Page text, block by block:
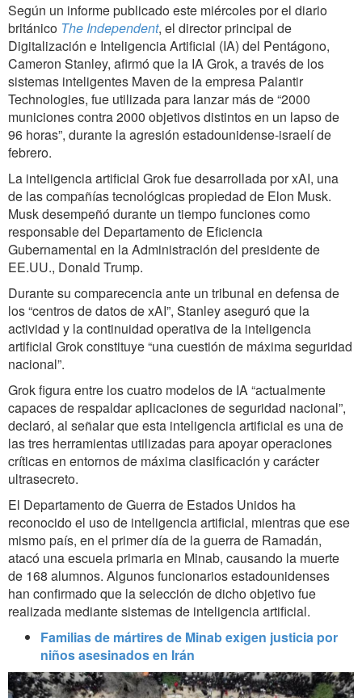
Según un informe publicado este miércoles por el diario
británico The Independent, el director principal de
Digitalización e Inteligencia Artificial (IA) del Pentágono,
Cameron Stanley, afirmó que la IA Grok, a través de los
sistemas inteligentes Maven de la empresa Palantir
Technologies, fue utilizada para lanzar más de “2000
municiones contra 2000 objetivos distintos en un lapso de
96 horas”, durante la agresión estadounidense-israelí de
febrero.
La inteligencia artificial Grok fue desarrollada por xAI, una
de las compañías tecnológicas propiedad de Elon Musk.
Musk desempeñó durante un tiempo funciones como
responsable del Departamento de Eficiencia
Gubernamental en la Administración del presidente de
EE.UU., Donald Trump.
Durante su comparecencia ante un tribunal en defensa de
los “centros de datos de xAI”, Stanley aseguró que la
actividad y la continuidad operativa de la inteligencia
artificial Grok constituye “una cuestión de máxima seguridad
nacional”.
Grok figura entre los cuatro modelos de IA “actualmente
capaces de respaldar aplicaciones de seguridad nacional”,
declaró, al señalar que esta inteligencia artificial es una de
las tres herramientas utilizadas para apoyar operaciones
críticas en entornos de máxima clasificación y carácter
ultrasecreto.
El Departamento de Guerra de Estados Unidos ha
reconocido el uso de inteligencia artificial, mientras que ese
mismo país, en el primer día de la guerra de Ramadán,
atacó una escuela primaria en Minab, causando la muerte
de 168 alumnos. Algunos funcionarios estadounidenses
han confirmado que la selección de dicho objetivo fue
realizada mediante sistemas de inteligencia artificial.
Familias de mártires de Minab exigen justicia por
niños asesinados en Irán